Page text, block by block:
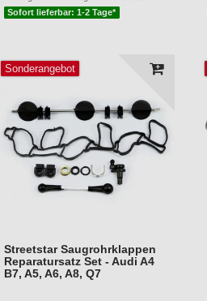
Sofort lieferbar: 1-2 Tage*
Sonderangebot
Streetstar Saugrohrklappen
Reparatursatz Set - Audi A4
B7, A5, A6, A8, Q7